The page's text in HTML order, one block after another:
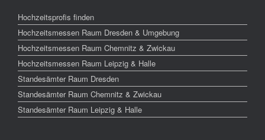
Hochzeitsprofis finden
Hochzeitsmessen Raum Dresden & Umgebung
Hochzeitsmessen Raum Chemnitz & Zwickau
Hochzeitsmessen Raum Leipzig & Halle
Standesämter Raum Dresden
Standesämter Raum Chemnitz & Zwickau
Standesämter Raum Leipzig & Halle